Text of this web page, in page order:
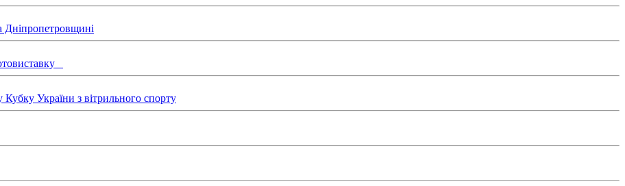
Дніпропетровщині
України з вітрильного спорту